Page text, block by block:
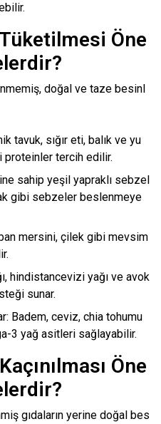
Öne
doğal ve taze besinl
tavuk, sığır eti, balık ve yu
tercih edilir.
sahip yeşil yapraklı sebzel
gibi sebzeler beslenmeye
mersini, çilek gibi mevsim
hindistancevizi yağı ve avok
sunar.
Badem, ceviz, chia tohumu
3 yağ asitleri sağlayabilir.
Öne
gıdaların yerine doğal bes